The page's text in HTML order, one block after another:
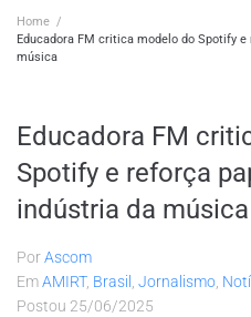
Home /
Educadora FM critica modelo do Spotify
música
Educadora FM
Spotify e reforça
indústria da música
PorAscom
EmAMIRT, Brasil Jornalismo
Postou 25/06/2025